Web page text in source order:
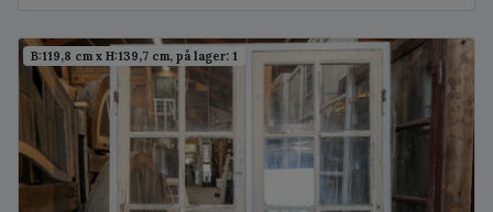
B:119,8 cm x H:139,7 cm, på lager: 1